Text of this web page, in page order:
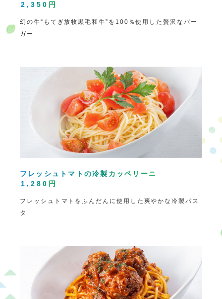
2,350円
幻の牛“もてぎ放牧黒毛和牛”を100％使用した贅沢なバー
ガー
フレッシュトマトの冷製カッペリーニ
1,280円
フレッシュトマトをふんだんに使用した爽やかな冷製パス
タ